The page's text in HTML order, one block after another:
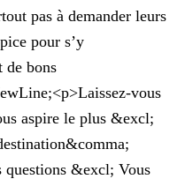
pas à demander leurs
pour s’y
de bons
vous
aspire le plus &excl;
questions &excl; Vous